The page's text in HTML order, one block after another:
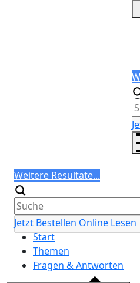
Search
Weitere Resultate...
Generic filters
Jetzt Bestellen Online Lesen
Start
Themen
Fragen & Antworten